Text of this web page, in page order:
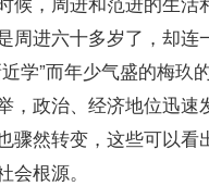
周进六十多岁了，却连
学”而年少气盛的梅玖
，政治、经济地位迅速
骤然转变，这些可以看
会根源。